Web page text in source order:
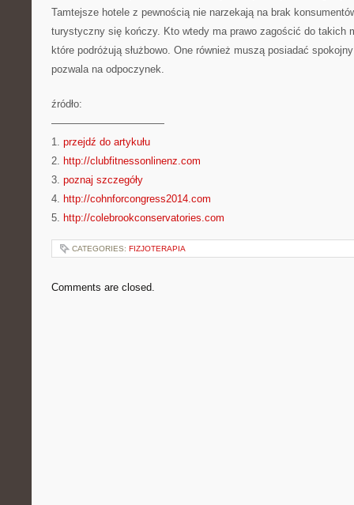
Tamtejsze hotele z pewnością nie narzekają na brak
turystyczny się kończy. Kto wtedy ma prawo zagościć do takich
które podróżują służbowo. One również muszą posiadać
pozwala na odpoczynek.
źródło:
———————————
1. przejdź do artykułu
2. http://clubfitnessonlinenz.com
3. poznaj szczegóły
4. http://cohnforcongress2014.com
5. http://colebrookconservatories.com
CATEGORIES: FIZJOTERAPIA
Comments are closed.